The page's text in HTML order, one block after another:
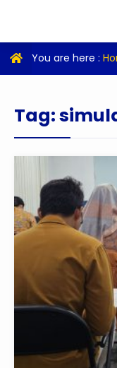
You are here :
Tag: